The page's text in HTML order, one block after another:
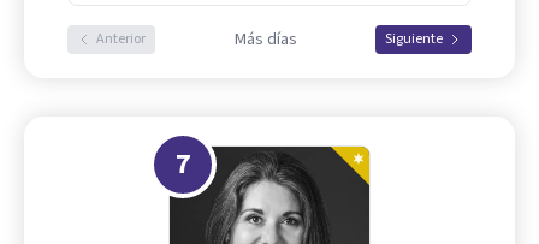
Anterior Más días Siguiente
7